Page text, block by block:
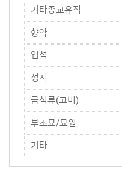
기타종교유적
향약
입석
성지
금석류(고비)
부조묘/묘원
기타